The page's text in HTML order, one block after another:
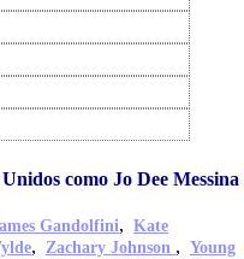
como Jo Dee Messina
Gandolfini, Kate
, Zachary Johnson , Young